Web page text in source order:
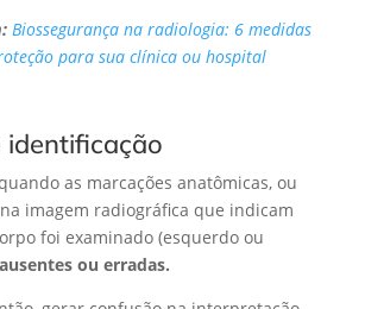
Biossegurança na radiologia: 6 medidas
para sua clínica ou hospital
identificação
as marcações anatômicas, ou
imagem radiográfica que indicam
foi examinado (esquerdo ou
ou erradas.